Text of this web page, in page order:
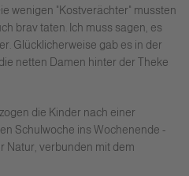
wenigen "Kostverächter" mussten
brav taten. Ich muss sagen, es
Glücklicherweise gab es in der
netten Damen hinter der Theke
die Kinder nach einer
Schulwoche ins Wochenende -
Natur, verbunden mit dem